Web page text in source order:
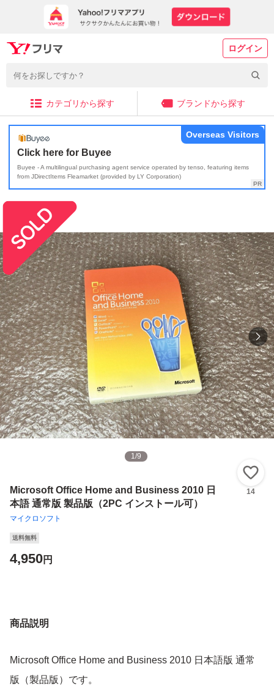
ログイン
カテゴリから探す ブランドから探す
Click here for Buyee
Buyee - A multilingual purchasing agent service operated by tenso, featuring items
from JDirectItems Fleamarket (provided by LY Corporation)
Overseas Visitors
1/9
Microsoft Office Home and Business 2010 日
本語 通常版 製品版（2PC インストール可）
マイクロソフト
14
送料無料
4,950円
商品説明
Microsoft Office Home and Business 2010 日本語版 通常
版（製品版）です。